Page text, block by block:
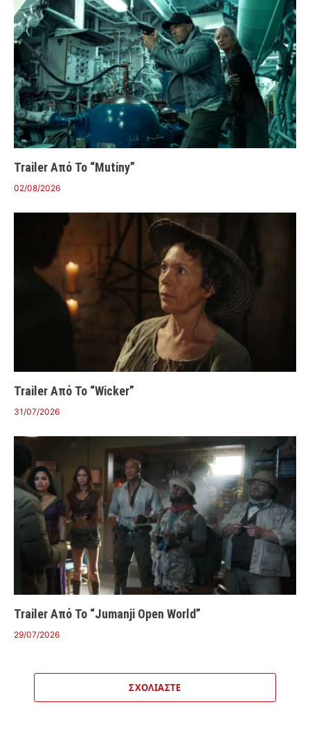
Trailer Από Το “Mutiny”
02/08/2026
Trailer Από Το “Wicker”
31/07/2026
Trailer Από Το “Jumanji Open World”
29/07/2026
ΣΧΟΛΙΆΣΤΕ